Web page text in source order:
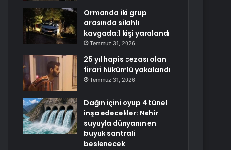
Ormanda iki grup
arasında silahlı
kavgada:1 kişi yaralandı
Temmuz 31, 2026
25 yıl hapis cezası olan
firari hükümlü yakalandı
Temmuz 31, 2026
Dağın içini oyup 4 tünel
inşa edecekler: Nehir
suyuyla dünyanın en
büyük santrali
beslenecek